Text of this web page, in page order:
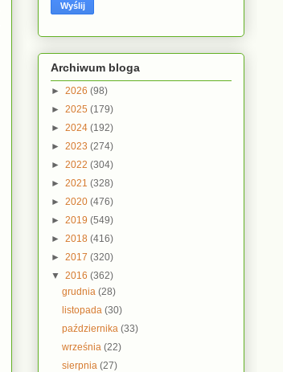
Archiwum bloga
► 2026 (98)
► 2025 (179)
► 2024 (192)
► 2023 (274)
► 2022 (304)
► 2021 (328)
► 2020 (476)
► 2019 (549)
► 2018 (416)
► 2017 (320)
▼ 2016 (362)
grudnia(28)
listopada(30)
października(33)
września(22)
sierpnia(27)